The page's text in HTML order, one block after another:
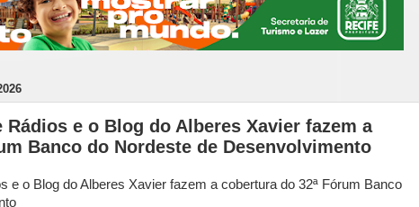
Rádios e o Blog do Alberes Xavier fazem a
Banco do Nordeste de Desenvolvimento